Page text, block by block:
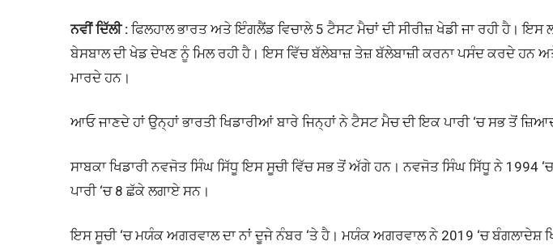
ਨਵੀਂ ਦਿੱਲੀ : ਫਿਲਹਾਲ ਭਾਰਤ ਅਤੇ ਇੰਗਲੈਂਡ ਵਿਚਾਲੇ 5 ਟੈਸਟ ਮੈਚਾਂ ਦੀ ਸੀਰੀਜ਼ ਖੇਡੀ ਜਾ ਰਹੀ ਹੈ। ਇਸ
ਬੇਸਬਾਲ ਦੀ ਖੇਡ ਦੇਖਣ ਨੂੰ ਮਿਲ ਰਹੀ ਹੈ। ਇਸ ਵਿੱਚ ਬੱਲੇਬਾਜ਼ ਤੇਜ਼ ਬੱਲੇਬਾਜ਼ੀ ਕਰਨਾ ਪਸੰਦ ਕਰਦੇ ਹਨ
ਮਾਰਦੇ ਹਨ।
ਆਓ ਜਾਣਦੇ ਹਾਂ ਉਨ੍ਹਾਂ ਭਾਰਤੀ ਖਿਡਾਰੀਆਂ ਬਾਰੇ ਜਿਨ੍ਹਾਂ ਨੇ ਟੈਸਟ ਮੈਚ ਦੀ ਇਕ ਪਾਰੀ ‘ਚ ਸਭ ਤੋਂ
ਸਾਬਕਾ ਖਿਡਾਰੀ ਨਵਜੋਤ ਸਿੰਘ ਸਿੱਧੂ ਇਸ ਸੂਚੀ ਵਿੱਚ ਸਭ ਤੋਂ ਅੱਗੇ ਹਨ। ਨਵਜੋਤ ਸਿੰਘ ਸਿੱਧੂ ਨੇ 1994
ਪਾਰੀ ‘ਚ 8 ਛੱਕੇ ਲਗਾਏ ਸਨ।
ਇਸ ਸੂਚੀ ‘ਚ ਮਯੰਕ ਅਗਰਵਾਲ ਦਾ ਨਾਂ ਦੂਜੇ ਨੰਬਰ ‘ਤੇ ਹੈ। ਮਯੰਕ ਅਗਰਵਾਲ ਨੇ 2019 ‘ਚ ਬੰਗਲਾਦੇਸ਼